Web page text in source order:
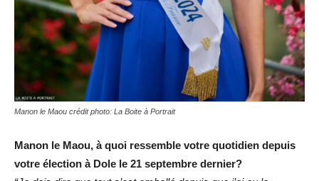
Manon le Maou crédit photo: La Boite à Portrait
Manon le Maou, à quoi ressemble votre quotidien depuis
votre élection à Dole le 21 septembre dernier?